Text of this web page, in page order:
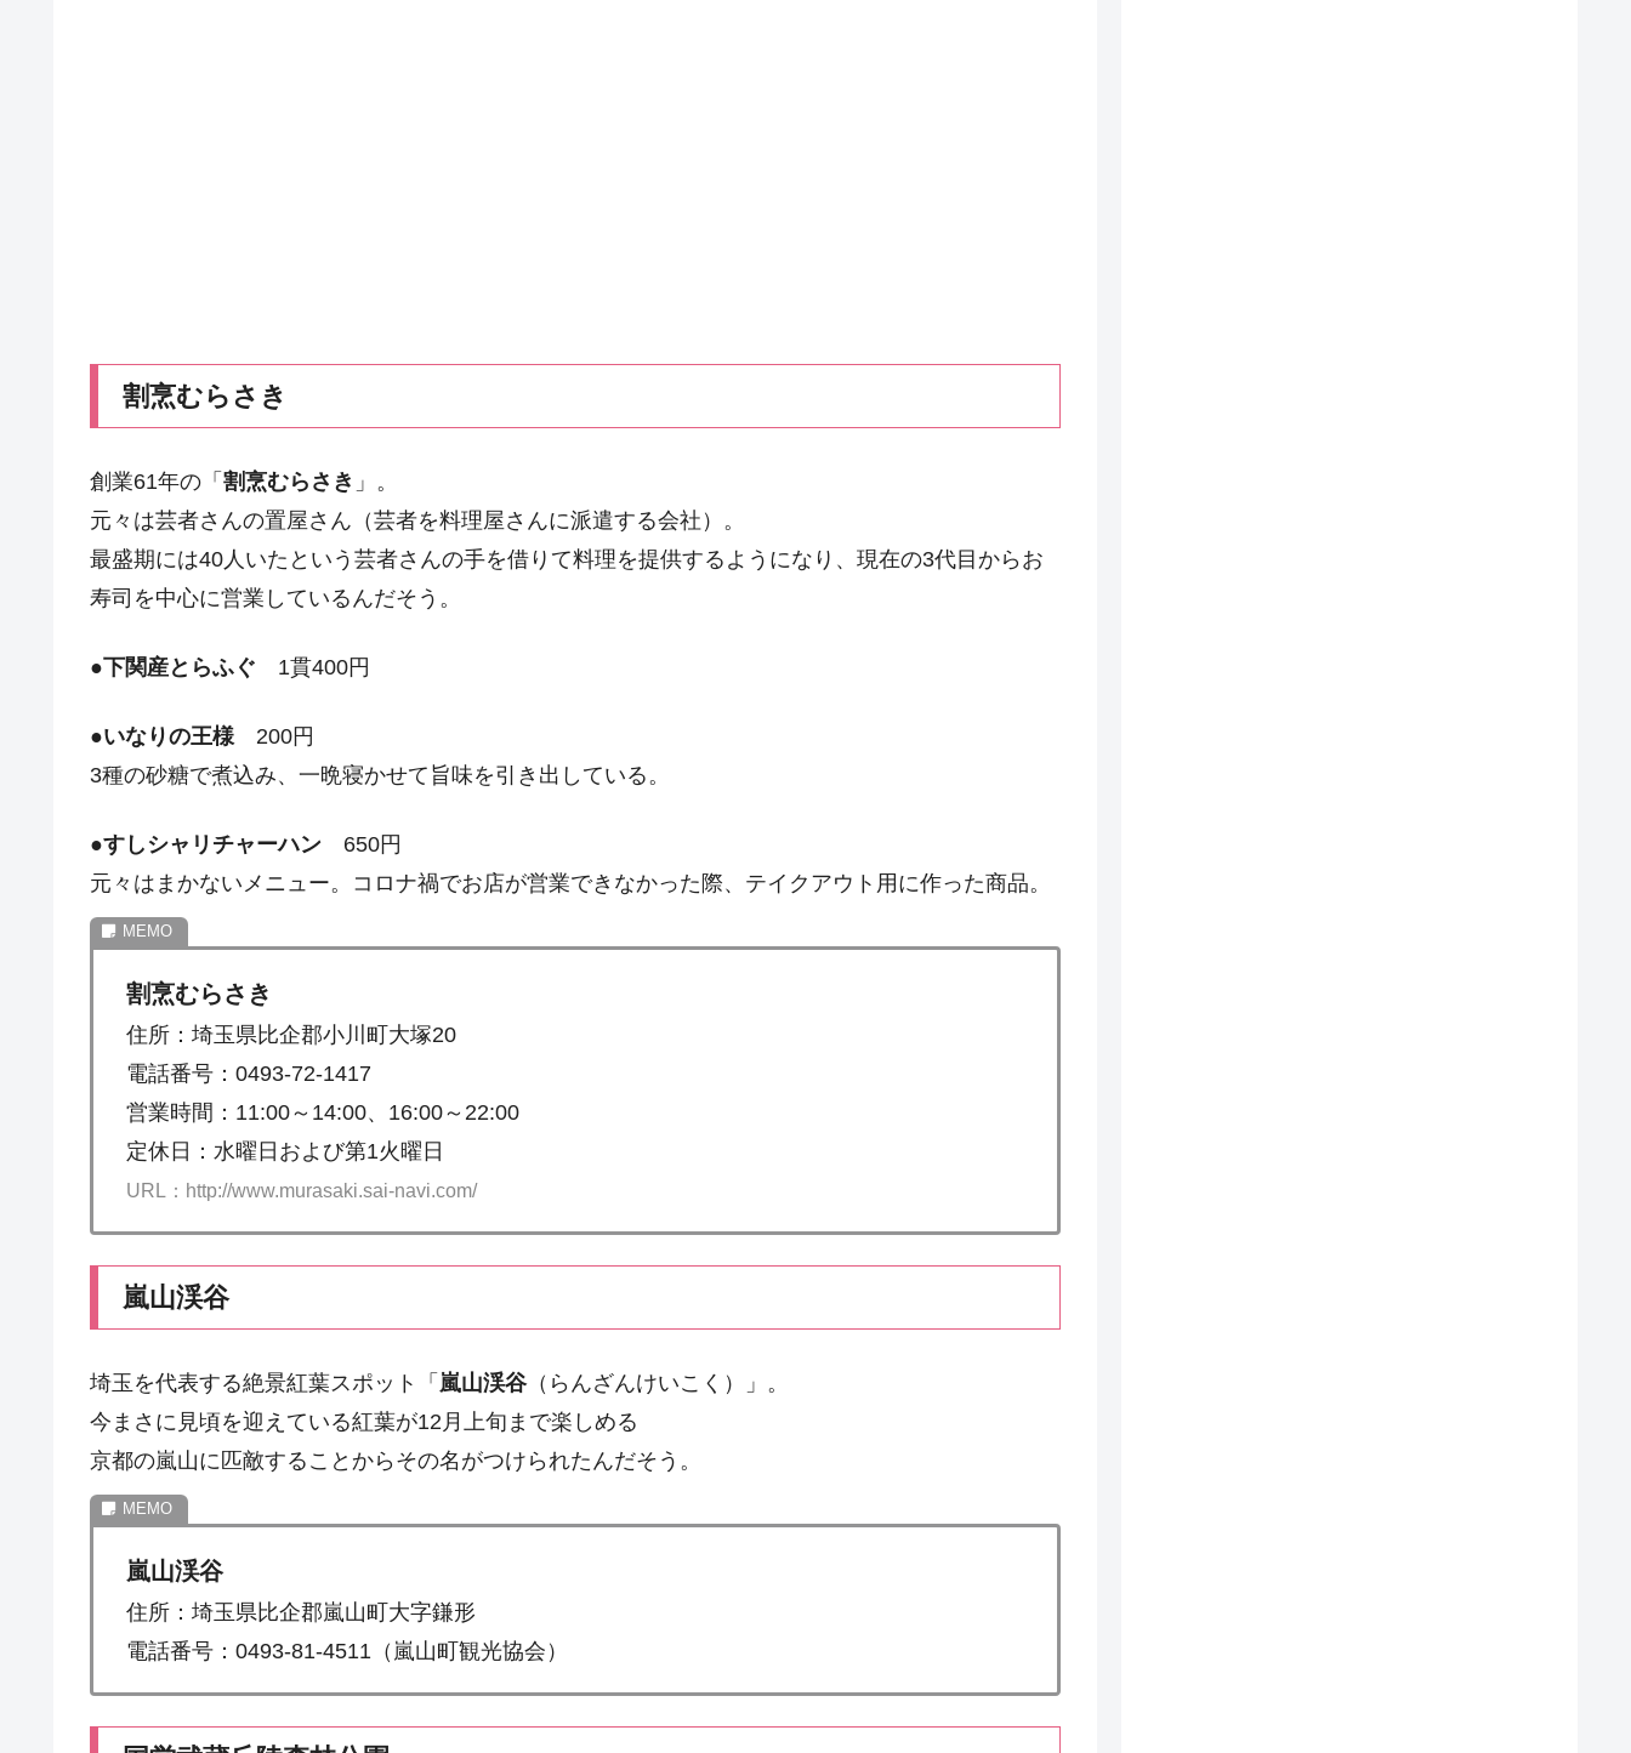
割烹むらさき
創業61年の「 割烹むらさき 」。
元々は芸者さんの置屋さん（芸者を料理屋さんに派遣する会社）。
最盛期には40人いたという芸者さんの手を借りて料理を提供するようになり、現在の3代目からお
寿司を中心に営業しているんだそう。
●下関産とらふぐ 1貫400円
●いなりの王様 200円
3種の砂糖で煮込み、一晩寝かせて旨味を引き出している。
●すしシャリチャーハン 650円
元々はまかないメニュー。コロナ禍でお店が営業できなかった際、テイクアウト用に作った商品。
割烹むらさき
住所：埼玉県比企郡小川町大塚20
電話番号：0493-72-1417
営業時間：11:00～14:00、16:00～22:00
定休日：水曜日および第1火曜日
URL：http://www.murasaki.sai-navi.com/
嵐山渓谷
埼玉を代表する絶景紅葉スポット「 嵐山渓谷（らんざんけいこく）」。
今まさに見頃を迎えている紅葉が12月上旬まで楽しめる
京都の嵐山に匹敵することからその名がつけられたんだそう。
嵐山渓谷
住所：埼玉県比企郡嵐山町大字鎌形
電話番号：0493-81-4511（嵐山町観光協会）